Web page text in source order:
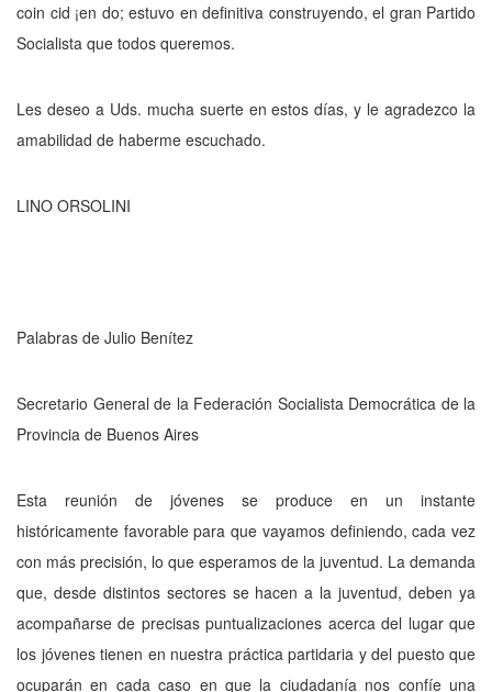
coin cid ¡en do; estuvo en definitiva construyendo, el gran Partido
Socialista que todos queremos.
Les deseo a Uds. mucha suerte en estos días, y le agradezco la
amabilidad de haberme escuchado.
LINO ORSOLINI
Palabras de Julio Benítez
Secretario General de la Federación Socialista Democrática de la
Provincia de Buenos Aires
Esta reunión de jóvenes se produce en un instante
históricamente favorable para que vayamos definiendo, cada vez
con más preci­sión, lo que esperamos de la juventud. La de­manda
que, desde distintos sectores se ha­cen a la juventud, deben ya
acompañarse de precisas puntualizaciones acerca del lugar que
los jóvenes tienen en nuestra práctica partida­ria y del puesto que
ocuparán en cada caso en que la ciudadanía nos confíe una